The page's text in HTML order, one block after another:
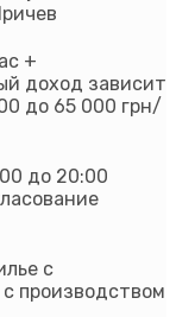
+
доход зависит
до 65 000 грн/
до 20:00
с
производством